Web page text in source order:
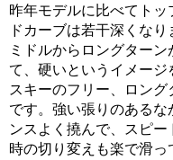
昨年モデルに比べてト
ドカーブは若干深くな
ミドルからロングター
て、硬いというイメー
スキーのフリー、ロン
です。強い張りのある
ンスよく撓んで、スピ
時の切り変えも楽で滑っ